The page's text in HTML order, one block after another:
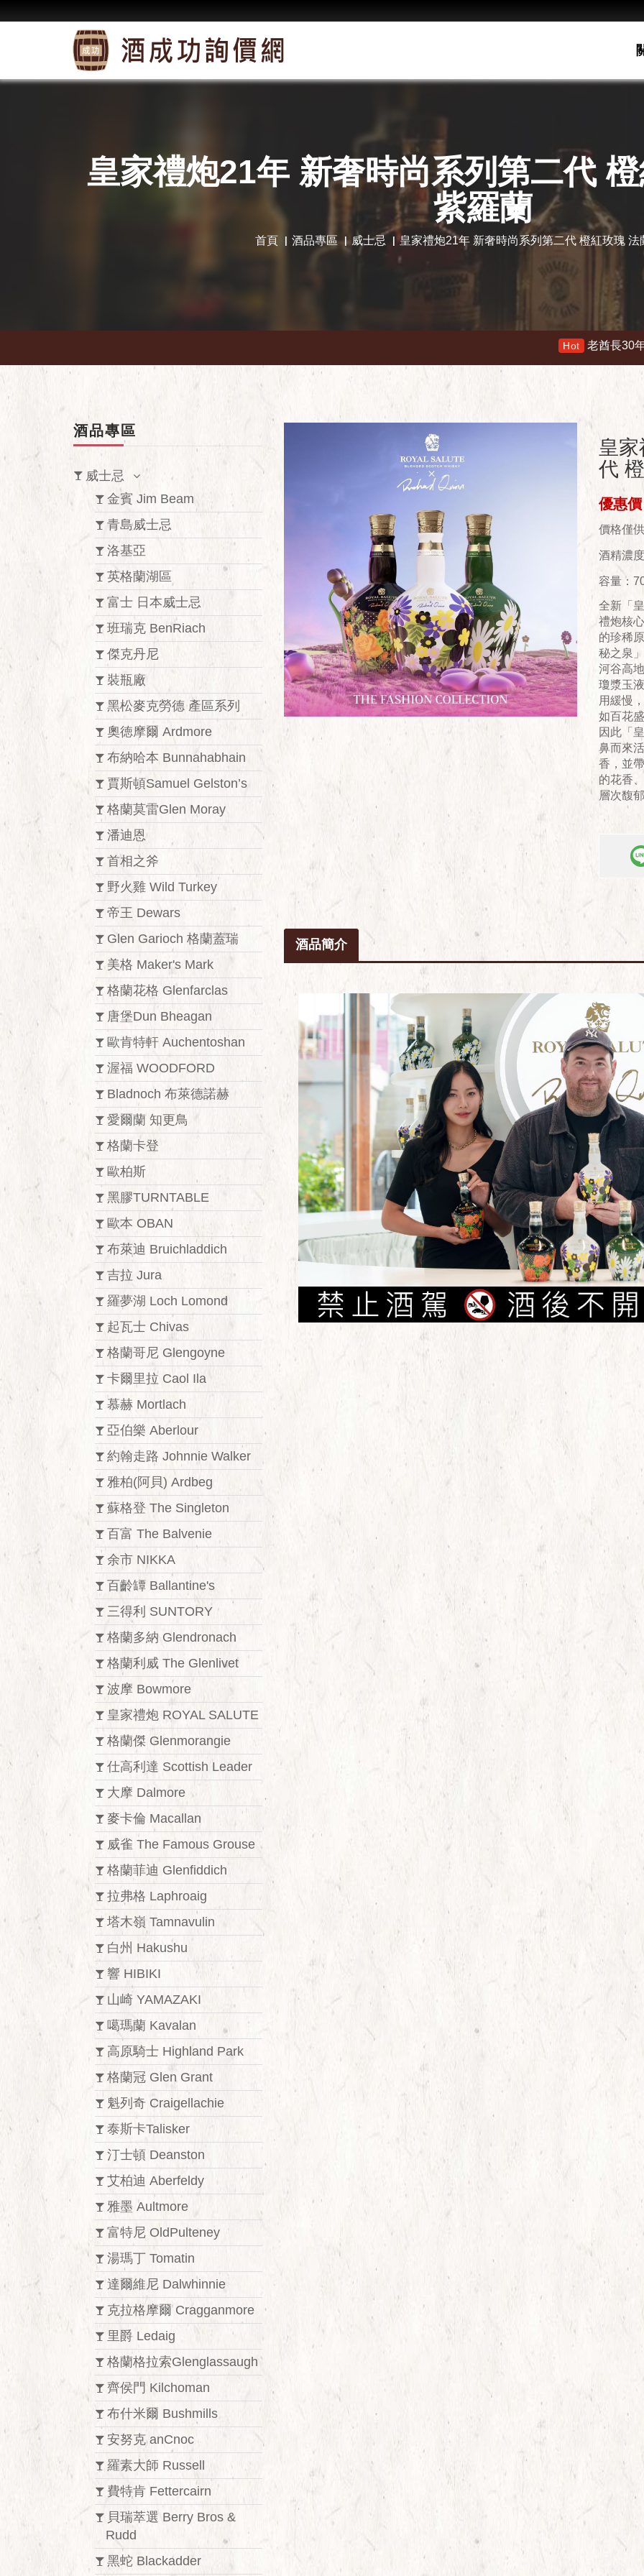
皇家禮炮21年 新奢時尚系列第二代
紫羅蘭
首頁 酒品專區 威士忌 皇家禮炮21年 新奢時尚系列第二代 橙紅玫瑰 法
老酋長30年 限量木盒版 特價13900
酒品專區
威士忌
金賓 Jim Beam
青島威士忌
洛基亞
英格蘭湖區
富士 日本威士忌
班瑞克 BenRiach
傑克丹尼
裝瓶廠
黑松麥克勞德 產區系列
奧徳摩爾 Ardmore
布納哈本 Bunnahabhain
賈斯頓Samuel Gelston’s
格蘭莫雷Glen Moray
潘迪恩
首相之斧
野火雞 Wild Turkey
帝王 Dewars
Glen Garioch 格蘭蓋瑞
美格 Maker's Mark
格蘭花格 Glenfarclas
唐堡Dun Bheagan
歐肯特軒 Auchentoshan
渥福 WOODFORD
Bladnoch 布萊德諾赫
愛爾蘭 知更鳥
格蘭卡登
歐柏斯
黑膠TURNTABLE
歐本 OBAN
布萊迪 Bruichladdich
吉拉 Jura
羅夢湖 Loch Lomond
起瓦士 Chivas
格蘭哥尼 Glengoyne
卡爾里拉 Caol Ila
慕赫 Mortlach
亞伯樂 Aberlour
約翰走路 Johnnie Walker
雅柏(阿貝) Ardbeg
蘇格登 The Singleton
百富 The Balvenie
余市 NIKKA
百齡罈 Ballantine's
三得利 SUNTORY
格蘭多納 Glendronach
格蘭利威 The Glenlivet
波摩 Bowmore
皇家禮炮 ROYAL SALUTE
格蘭傑 Glenmorangie
仕高利達 Scottish Leader
大摩 Dalmore
麥卡倫 Macallan
威雀 The Famous Grouse
格蘭菲迪 Glenfiddich
拉弗格 Laphroaig
塔木嶺 Tamnavulin
白州 Hakushu
響 HIBIKI
山崎 YAMAZAKI
噶瑪蘭 Kavalan
高原騎士 Highland Park
格蘭冠 Glen Grant
魁列奇 Craigellachie
泰斯卡Talisker
汀士頓 Deanston
艾柏迪 Aberfeldy
雅墨 Aultmore
富特尼 OldPulteney
湯瑪丁 Tomatin
達爾維尼 Dalwhinnie
克拉格摩爾 Cragganmore
里爵 Ledaig
格蘭格拉索Glenglassaugh
齊侯門 Kilchoman
布什米爾 Bushmills
安努克 anCnoc
羅素大師 Russell
費特肯 Fettercairn
貝瑞萃選 Berry Bros &
Rudd
黑蛇 Blackadder
皇
代
優惠
價格僅
酒精濃
容量：
全新「
禮炮核
的珍稀
秘之泉
河谷高
瓊漿玉
用緩慢
如百花
因此「
鼻而來
香，並
的花香
層次馥
酒品簡介